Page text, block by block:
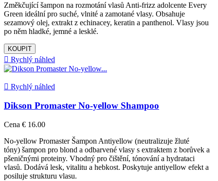
Změkčující šampon na rozmotání vlasů Anti-frizz adolcente Every
Green ideální pro suché, vlnité a zamotané vlasy. Obsahuje
sezamový olej, extrakt z echinacey, keratin a panthenol. Vlasy jsou
po něm hladké, jemné a lesklé.
KOUPIT
 Rychlý náhled
 Rychlý náhled
Dikson Promaster No-yellow Shampoo
Cena € 16.00
No-yellow Promaster Šampon Antiyellow (neutralizuje žluté
tóny) šampon pro blond a odbarvené vlasy s extraktem z borůvek a
pšeničnými proteiny. Vhodný pro čištění, tónování a hydrataci
vlasů. Dodává lesk, vitalitu a hebkost. Poskytuje antiyellow efekt a
posiluje strukturu vlasu.